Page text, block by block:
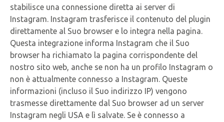
stabilisce una connessione diretta ai server di
Instagram. Instagram trasferisce il contenuto del plugin
direttamente al Suo browser e lo integra nella pagina.
Questa integrazione informa Instagram che il Suo
browser ha richiamato la pagina corrispondente del
nostro sito web, anche se non ha un profilo Instagram o
non è attualmente connesso a Instagram. Queste
informazioni (incluso il Suo indirizzo IP) vengono
trasmesse direttamente dal Suo browser ad un server
Instagram negli USA e lì salvate. Se è connesso a